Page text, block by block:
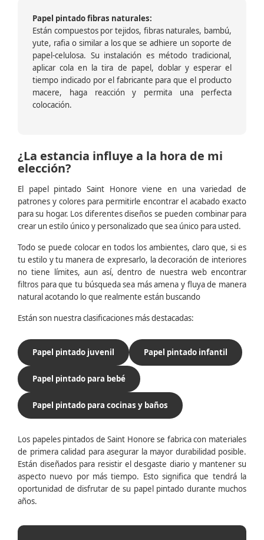
Papel pintado fibras naturales:
Están compuestos por tejidos, fibras naturales, bambú,
yute, rafia o similar a los que se adhiere un soporte de
papel-celulosa. Su instalación es método tradicional,
aplicar cola en la tira de papel, doblar y esperar el
tiempo indicado por el fabricante para que el producto
macere, haga reacción y permita una perfecta
colocación.
¿La estancia influye a la hora de mi
elección?
El papel pintado Saint Honore viene en una variedad de
patrones y colores para permitirle encontrar el acabado exacto
para su hogar. Los diferentes diseños se pueden combinar para
crear un estilo único y personalizado que sea único para usted.
Todo se puede colocar en todos los ambientes, claro que, si es
tu estilo y tu manera de expresarlo, la decoración de interiores
no tiene límites, aun así, dentro de nuestra web encontrar
filtros para que tu búsqueda sea más amena y fluya de manera
natural acotando lo que realmente están buscando
Están son nuestra clasificaciones más destacadas:
Papel pintado juvenil Papel pintado infantil
Papel pintado para bebé
Papel pintado para cocinas y baños
Los papeles pintados de Saint Honore se fabrica con materiales
de primera calidad para asegurar la mayor durabilidad posible.
Están diseñados para resistir el desgaste diario y mantener su
aspecto nuevo por más tiempo. Esto significa que tendrá la
oportunidad de disfrutar de su papel pintado durante muchos
años.